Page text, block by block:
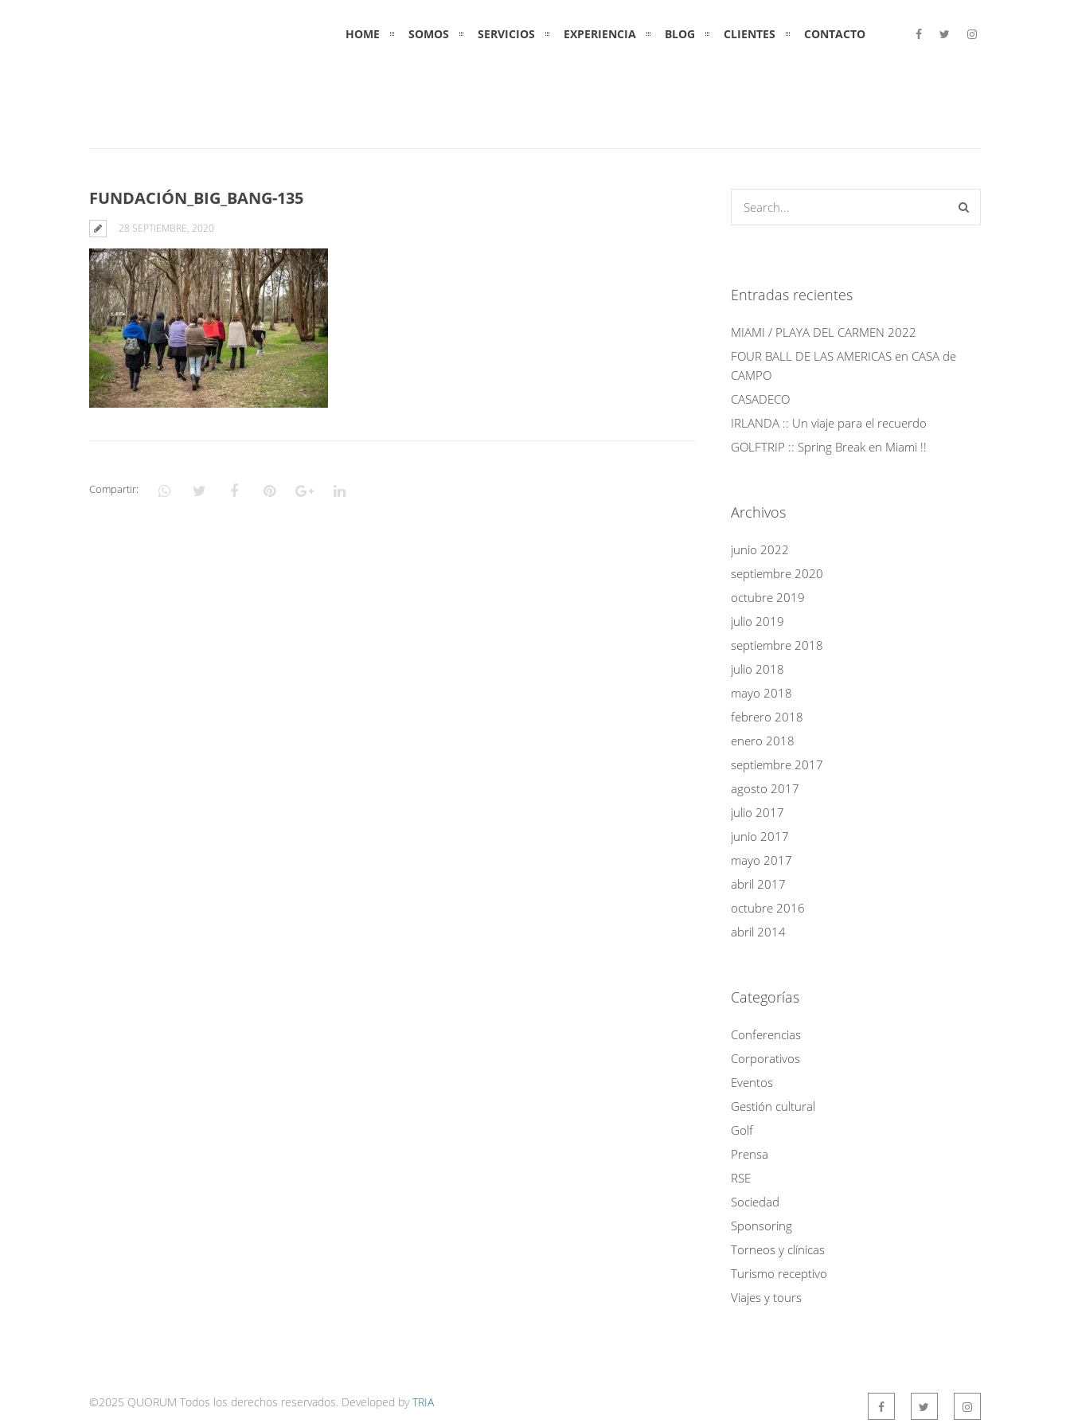
HOME SOMOS SERVICIOS EXPERIENCIA BLOG CLIENTES CONTACTO
FUNDACIÓN_BIG_BANG-135
28 SEPTIEMBRE, 2020
Compartir:
Entradas recientes
MIAMI / PLAYA DEL CARMEN 2022
FOUR BALL DE LAS AMERICAS en CASA de
CAMPO
CASADECO
IRLANDA :: Un viaje para el recuerdo
GOLFTRIP :: Spring Break en Miami !!
Archivos
junio 2022
septiembre 2020
octubre 2019
julio 2019
septiembre 2018
julio 2018
mayo 2018
febrero 2018
enero 2018
septiembre 2017
agosto 2017
julio 2017
junio 2017
mayo 2017
abril 2017
octubre 2016
abril 2014
Categorías
Conferencias
Corporativos
Eventos
Gestión cultural
Golf
Prensa
RSE
Sociedad
Sponsoring
Torneos y clínicas
Turismo receptivo
Viajes y tours
©2025 QUORUM Todos los derechos reservados. Developed byTRIA